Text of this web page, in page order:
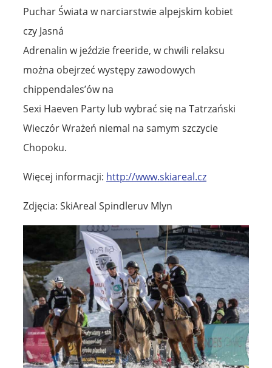
Puchar Świata w narciarstwie alpejskim kobiet
czy Jasná
Adrenalin w jeździe freeride, w chwili relaksu
można obejrzeć występy zawodowych
chippendales’ów na
Sexi Haeven Party lub wybrać się na Tatrzański
Wieczór Wrażeń niemal na samym szczycie
Chopoku.
Więcej informacji: http://www.skiareal.cz
Zdjęcia: SkiAreal Spindleruv Mlyn